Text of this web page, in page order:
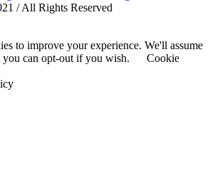
/ All Rights Reserved
to improve your experience. We'll assume
can opt-out if you wish.
Cookie